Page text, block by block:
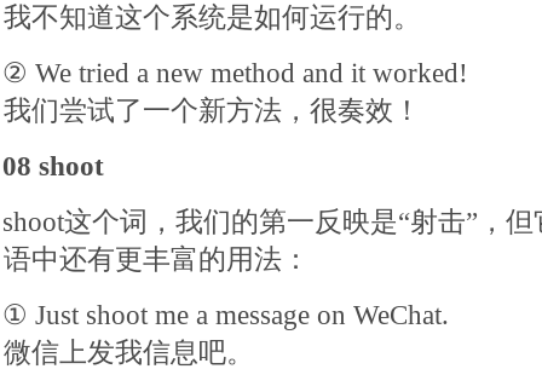
我不知道这个系统是如何运行的。
② We tried a new method and it worked!
我们尝试了一个新方法，很奏效！
08 shoot
shoot这个词，我们的第一反映是“射击”，
语中还有更丰富的用法：
① Just shoot me a message on WeChat.
微信上发我信息吧。